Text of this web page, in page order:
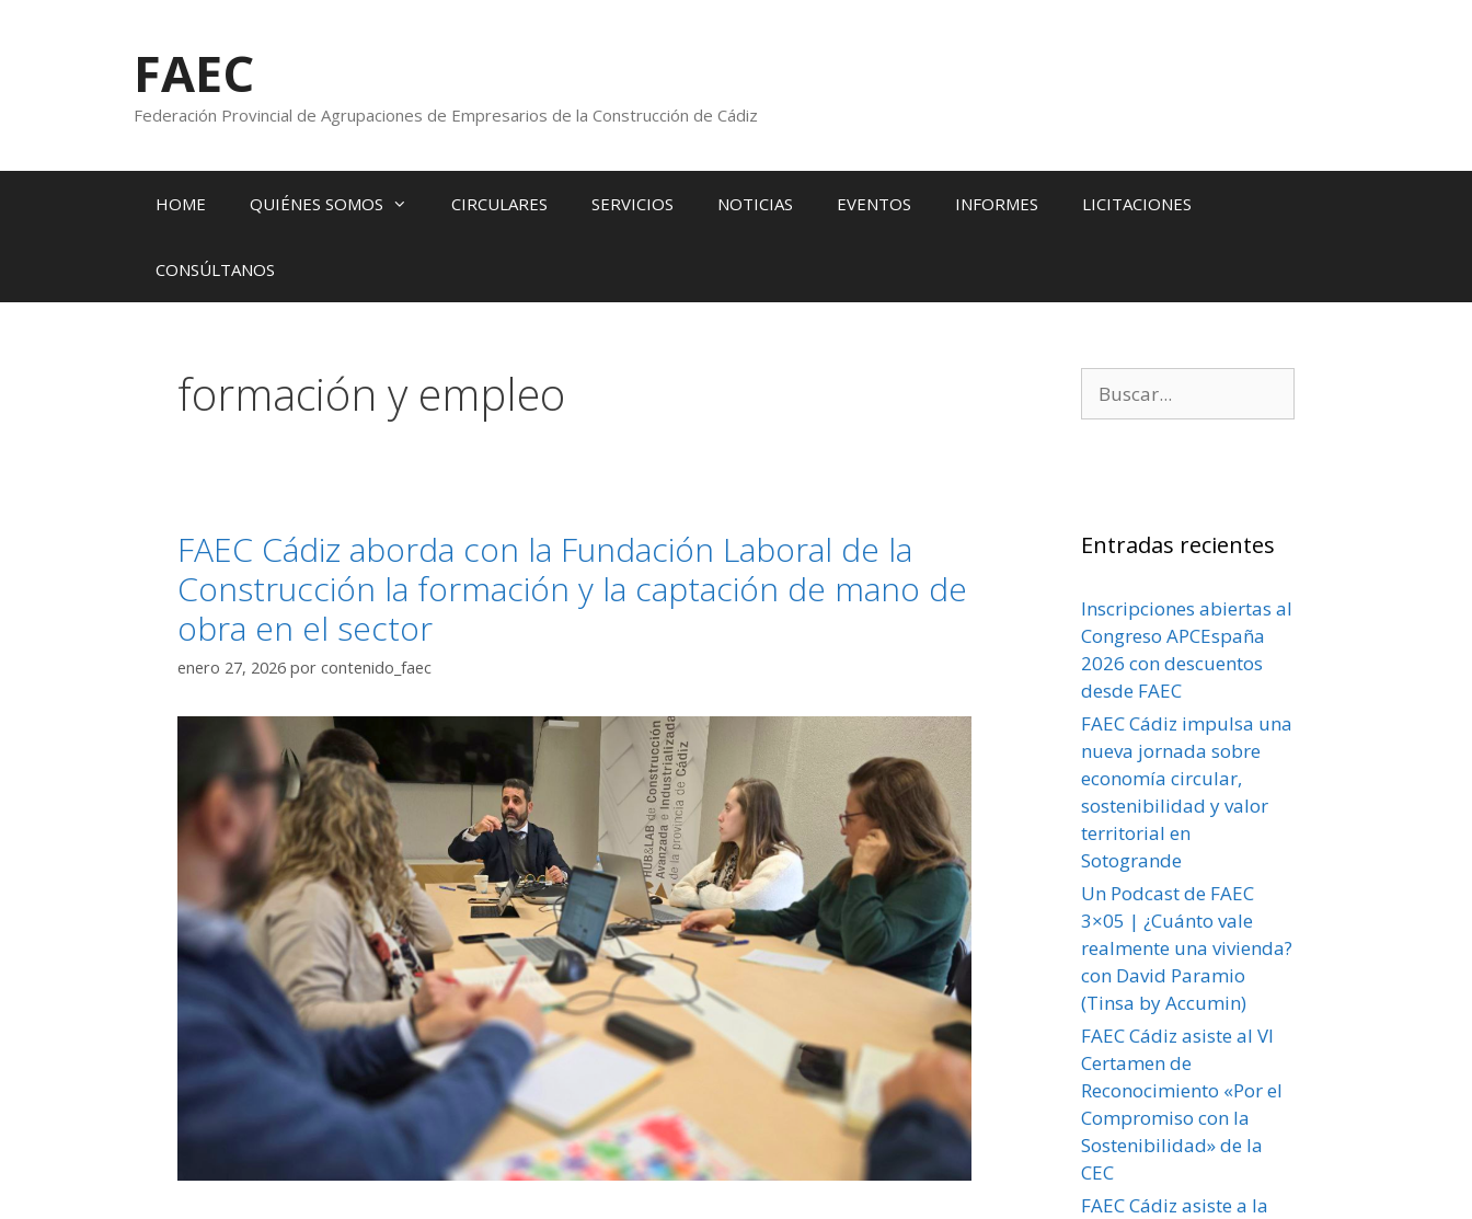
FAEC
Federación Provincial de Agrupaciones de Empresarios de la Construcción de Cádiz
HOME QUIÉNES SOMOS CIRCULARES SERVICIOS NOTICIAS EVENTOS INFORMES LICITACIONES
CONSÚLTANOS
formación y empleo
FAEC Cádiz aborda con la Fundación Laboral de la
Construcción la formación y la captación de mano de
obra en el sector
enero 27, 2026 por contenido_faec
Entradas recientes
Inscripciones abiertas al
Congreso APCEspaña
2026 con descuentos
desde FAEC
FAEC Cádiz impulsa una
nueva jornada sobre
economía circular,
sostenibilidad y valor
territorial en
Sotogrande
Un Podcast de FAEC
3×05 | ¿Cuánto vale
realmente una vivienda?
con David Paramio
(Tinsa by Accumin)
FAEC Cádiz asiste al VI
Certamen de
Reconocimiento «Por el
Compromiso con la
Sostenibilidad» de la
CEC
FAEC Cádiz asiste a la